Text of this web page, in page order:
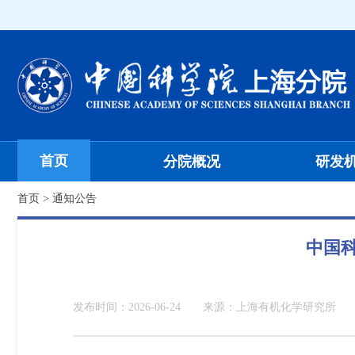
首页 分院概况 研发
首页 > 通知公告
中国
发布时间： 2026-06-24 来源： 上海有机化学研究所